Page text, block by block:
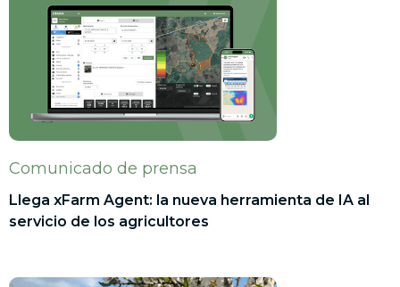
Comunicado de prensa
Llega xFarm Agent: la nueva herramienta de IA al
servicio de los agricultores